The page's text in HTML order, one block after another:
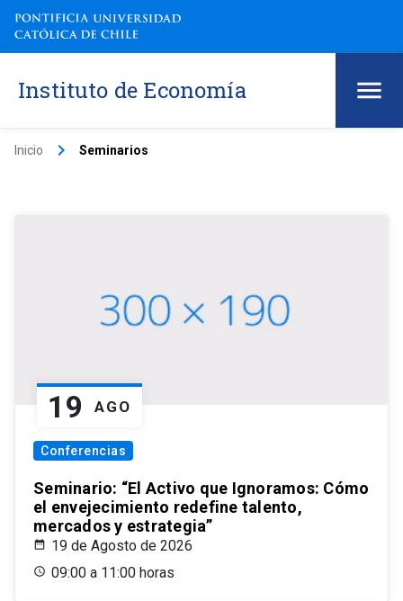
Instituto de Economía
Inicio keyboard_arrow_right Seminarios
19 AGO
Conferencias
Seminario: “El Activo que Ignoramos: Cómo
el envejecimiento redefine talento,
mercados y estrategia”
19 de Agosto de 2026
09:00 a 11:00 horas